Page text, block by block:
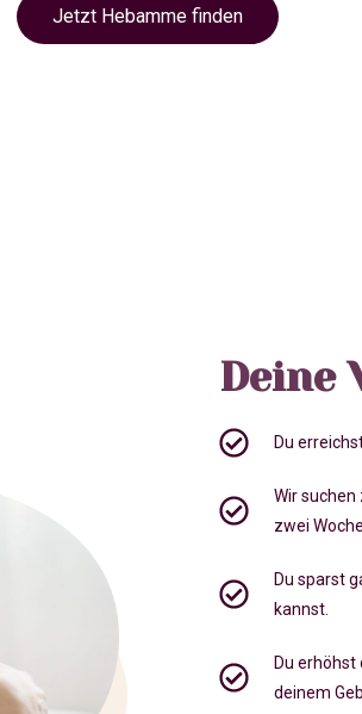
Jetzt Hebamme finden
Deine
Du
Wir
zwei
Du sparst
kannst.
Du
deinem